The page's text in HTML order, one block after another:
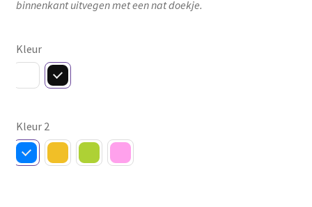
binnenkant uitvegen met een nat doekje.
Kleur
Kleur 2